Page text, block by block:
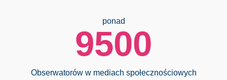
ponad
Obserwatorów w mediach społecznościowych
9500